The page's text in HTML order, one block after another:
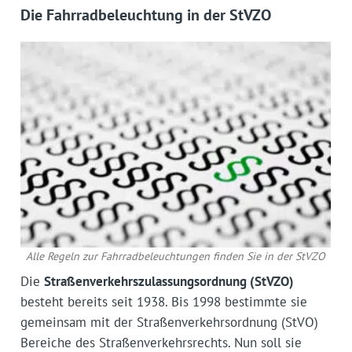
Die Fahrradbeleuchtung in der StVZO
Alle Regeln zur Fahrradbeleuchtungen finden Sie in der StVZO
Die Straßenverkehrszulassungsordnung (StVZO)
besteht bereits seit 1938. Bis 1998 bestimmte sie
gemeinsam mit der Straßenverkehrsordnung (StVO)
Bereiche des Straßenverkehrsrechts. Nun soll sie